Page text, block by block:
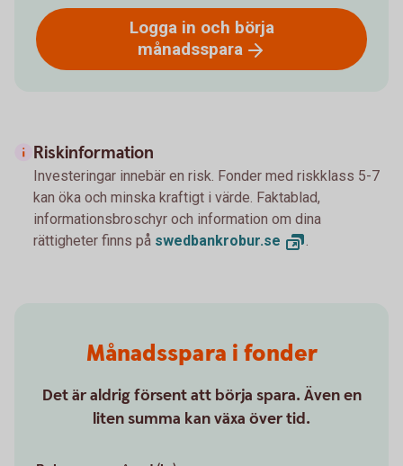
Logga in och börja
månadsspara
Riskinformation
Investeringar innebär en risk. Fonder med riskklass 5-7
kan öka och minska kraftigt i värde. Faktablad,
informationsbroschyr och information om dina
rättigheter finns på swedbankrobur.se .
Månadsspara i fonder
Det är aldrig försent att börja spara. Även en
liten summa kan växa över tid.